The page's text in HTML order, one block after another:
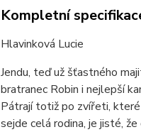
Kompletní
Hlavinková Lucie
Jendu, teď už šťastného
bratranec Robin i nejlepší
Pátrají totiž po zvířeti,
sejde celá rodina, je jisté,